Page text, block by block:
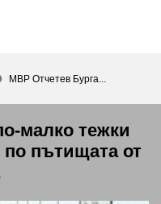
МВР Отчетев Бурга...
малко тежки
пътищата от